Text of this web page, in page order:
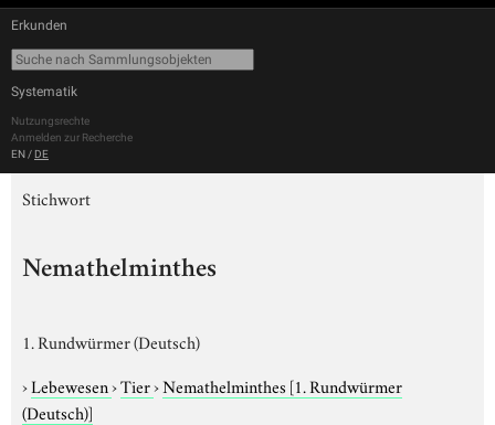
Erkunden
Systematik
Nutzungsrechte
Anmelden zur Recherche
EN / DE
Stichwort
Nemathelminthes
1. Rundwürmer (Deutsch)
›Lebewesen›Tier›Nemathelminthes [1. Rundwürmer
(Deutsch)]